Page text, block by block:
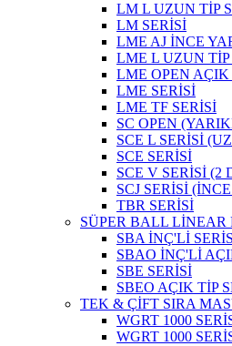
LM L UZUN TİP
LM SERİSİ
LME AJ İNCE
LME L UZUN TİP
LME OPEN AÇIK
LME SERİSİ
LME TF SERİSİ
SC OPEN
SCE L SERİSİ
SCE SERİSİ
SCE V SERİSİ (2
SCJ SERİSİ
TBR SERİSİ
SÜPER BALL LİNEAR
SBA İNÇ'Lİ
SBAO İNÇ'Lİ
SBE SERİSİ
SBEO AÇIK TİP
TEK & ÇİFT SIRA
WGRT 1000
WGRT 1000